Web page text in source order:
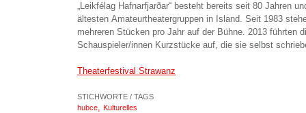
„Leikfélag Hafnarfjarðar“ besteht bereits seit 80 Jahren
ältesten Amateurtheatergruppen in Island. Seit 1983
mehreren Stücken pro Jahr auf der Bühne. 2013 führten
Schauspieler/innen Kurzstücke auf, die sie selbst
Theaterfestival Strawanz
STICHWORTE / TAGS
hubce, Kulturelles